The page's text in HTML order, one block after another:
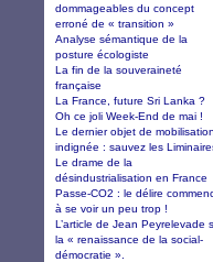
dommageables du concept
erroné de « transition »
Analyse sémantique de la
posture écologiste
La fin de la souveraineté
française
La France, future Sri Lanka ?
Oh ce joli Week-End de mai !
Le dernier objet de mobilisation
indignée : sauvez les
Le drame de la
désindustrialisation en France
Passe-CO2 : le délire
à se voir un peu trop !
L’article de Jean Peyrelevade
la « renaissance de la social-
démocratie ».